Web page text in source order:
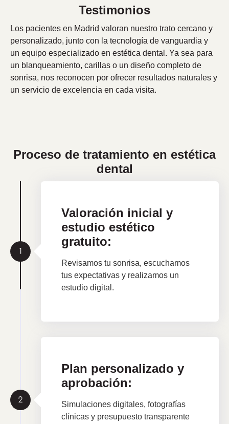
Testimonios
Los pacientes en Madrid valoran nuestro trato cercano y
personalizado, junto con la tecnología de vanguardia y
un equipo especializado en estética dental. Ya sea para
un blanqueamiento, carillas o un diseño completo de
sonrisa, nos reconocen por ofrecer resultados naturales y
un servicio de excelencia en cada visita.
Proceso de tratamiento en estética
dental
Valoración inicial y
estudio estético
gratuito:
Revisamos tu sonrisa, escuchamos
tus expectativas y realizamos un
estudio digital.
Plan personalizado y
aprobación:
Simulaciones digitales, fotografías
clínicas y presupuesto transparente